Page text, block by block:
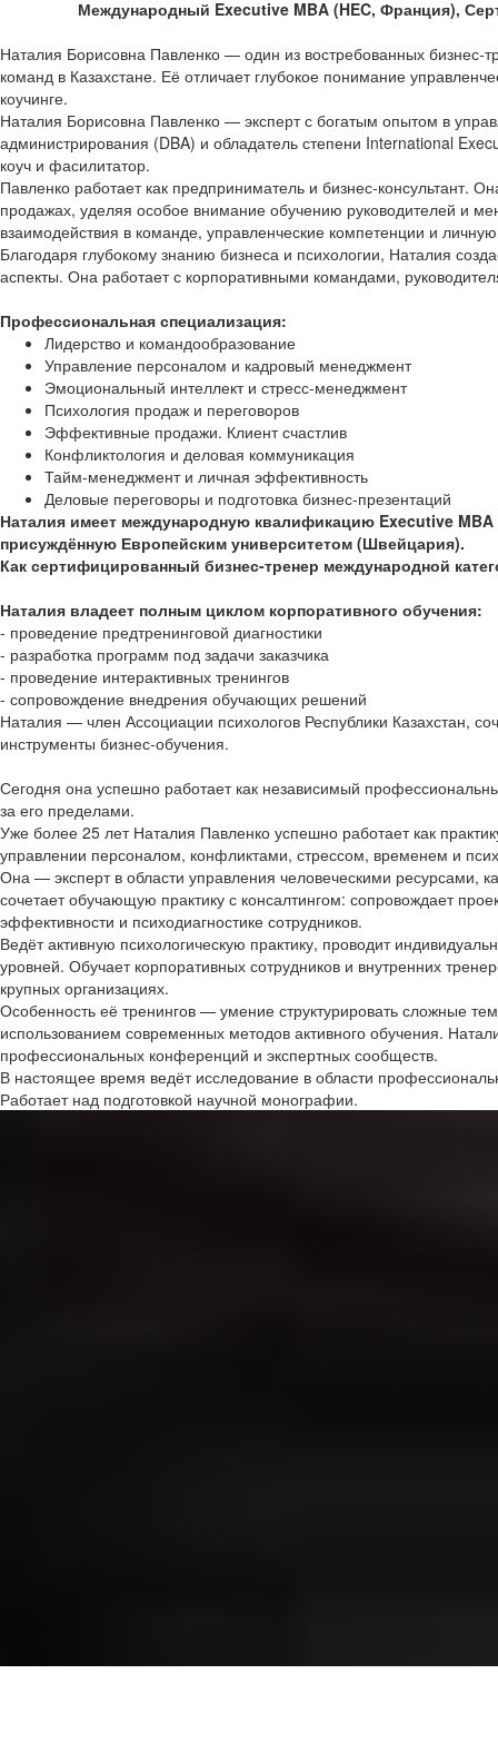
Международный Executive MBA (HEC, Франция),
Наталия Борисовна Павленко — один из востребованных бизнес-
команд в Казахстане. Её отличает глубокое понимание
коучинге.
Наталия Борисовна Павленко — эксперт с богатым опытом в
администрирования (DBA) и обладатель степени International
коуч и фасилитатор.
Павленко работает как предприниматель и бизнес-
продажах, уделяя особое внимание обучению руководителей и
взаимодействия в команде, управленческие компетенции и личную
Благодаря глубокому знанию бизнеса и психологии, Наталия
аспекты. Она работает с корпоративными командами,
Профессиональная специализация:
Лидерство и командообразование
Управление персоналом и кадровый менеджмент
Эмоциональный интеллект и стресс-менеджмент
Психология продаж и переговоров
Эффективные продажи. Клиент счастлив
Конфликтология и деловая коммуникация
Тайм-менеджмент и личная эффективность
Деловые переговоры и подготовка бизнес-презентаций
Наталия имеет международную квалификацию Executive
присуждённую Европейским университетом (Швейцария).
Как сертифицированный бизнес-тренер международной
Наталия владеет полным циклом корпоративного обучения:
- проведение предтренинговой диагностики
- разработка программ под задачи заказчика
- проведение интерактивных тренингов
- сопровождение внедрения обучающих решений
Наталия — член Ассоциации психологов Республики Казахстан,
инструменты бизнес-обучения.
Сегодня она успешно работает как независимый
за его пределами.
Уже более 25 лет Наталия Павленко успешно работает как
управлении персоналом, конфликтами, стрессом, временем и
Она — эксперт в области управления человеческими ресурсами,
сочетает обучающую практику с консалтингом: сопровождает
эффективности и психодиагностике сотрудников.
Ведёт активную психологическую практику, проводит
уровней. Обучает корпоративных сотрудников и внутренних
крупных организациях.
Особенность её тренингов — умение структурировать сложные
использованием современных методов активного обучения.
профессиональных конференций и экспертных сообществ.
В настоящее время ведёт исследование в области
Работает над подготовкой научной монографии.